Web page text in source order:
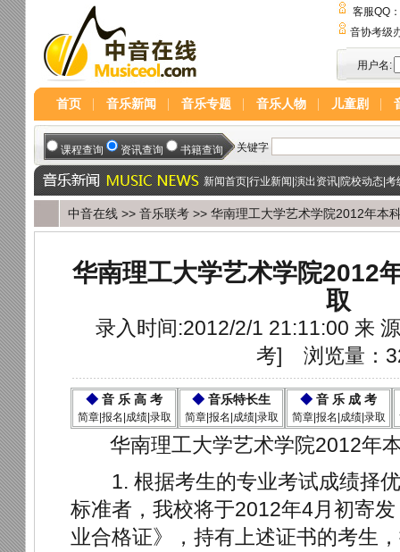
客服QQ：
音协考级
用户名:
首页 音乐新闻 音乐专题 音乐人物 儿童剧
新闻首页|行业新闻|演出资讯|院校动态|考
中音在线 >> 音乐联考 >> 华南理工大学艺术学院2012年本
华南理工大学艺术学院2012
取
录入时间:2012/2/1 21:11:00 来
考] 浏览量：
◆ 音 乐 高 考
简章|报名|成绩|录取
◆ 音乐特长生
简章|报名|成绩|录取
◆ 音 乐 成 考
简章|报名|成绩|录取
华南理工大学艺术学院2012年
1. 根据考生的专业考试成绩择优
标准者，我校将于2012年4月初寄
业合格证》，持有上述证书的考生